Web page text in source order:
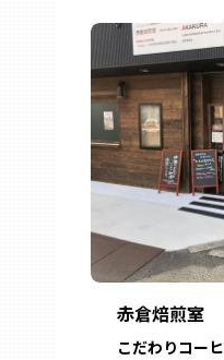
赤倉焙煎室
こだわりコー